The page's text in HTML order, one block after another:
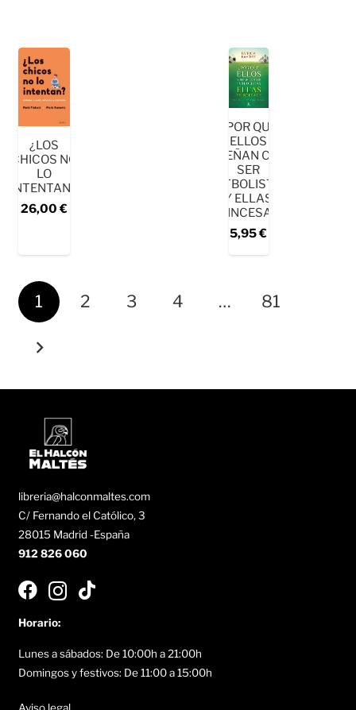
¿LOS
CHICOS NO
LO
INTENTAN?
26,00 €
¿POR QUÉ
ELLOS
SUEÑAN CON
SER
FUTBOLISTAS
Y ELLAS
PRINCESAS?
5,95€
1 2 3 4 … 81
libreria@halconmaltes.com
C/ Fernando el Católico, 3
28015 Madrid -España
912 826 060
Horario:
Lunes a sábados: De 10:00h a 21:00h
Domingos y festivos: De 11:00 a 15:00h